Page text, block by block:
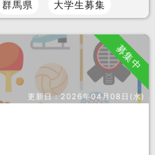
群馬県 大学生募集
募集中
更新日：2026年04月08日(水)